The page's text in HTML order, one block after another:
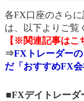
各FX口座のさら
は、以下よりご覧
【※関連記事はこ
⇒FXトレーダー
だ「おすすめFX
■FXデイトレーダ